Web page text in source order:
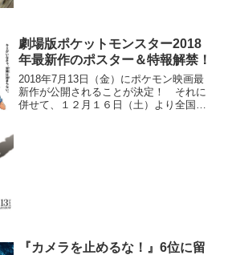
皮肉な実在の...
劇場版ポケットモンスター2018
年最新作のポスター＆特報解禁！
2018年7月13日（金）にポケモン映画最
新作が公開されることが決定！ それに
併せて、１２月１６日（土）より全国の
『カメラを止めるな！』6位に留